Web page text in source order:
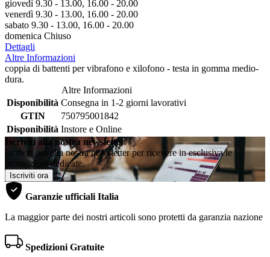
giovedì 9.30 - 13.00, 16.00 - 20.00
venerdì 9.30 - 13.00, 16.00 - 20.00
sabato 9.30 - 13.00, 16.00 - 20.00
domenica Chiuso
Dettagli
Altre Informazioni
coppia di battenti per vibrafono e xilofono - testa in gomma medio-
dura.
Altre Informazioni
Disponibilità Consegna in 1-2 giorni lavorativi
GTIN
750795001842
Disponibilità Instore e Online
Iscriviti alla nostra newsletter
Iscriviti ora alla nostra newsletter per ricevere in esclusiva le
promozioni dedicate
Iscriviti ora
Garanzie ufficiali Italia
La maggior parte dei nostri articoli sono protetti da garanzia nazione
Spedizioni Gratuite